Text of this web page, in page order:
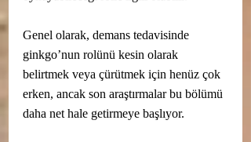
Genel olarak, demans tedavisinde
ginkgo’nun rolünü kesin olarak
belirtmek veya çürütmek için henüz çok
erken, ancak son araştırmalar bu bölümü
daha net hale getirmeye başlıyor.